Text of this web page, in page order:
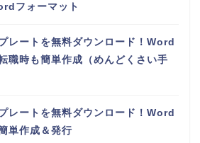
フォーマット
レートを無料ダウンロード！Word
職時も簡単作成（めんどくさい手
レートを無料ダウンロード！Word
単作成＆発行